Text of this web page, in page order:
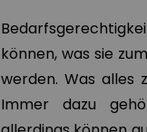
können, was sie
werden. Was alles
Immer dazu